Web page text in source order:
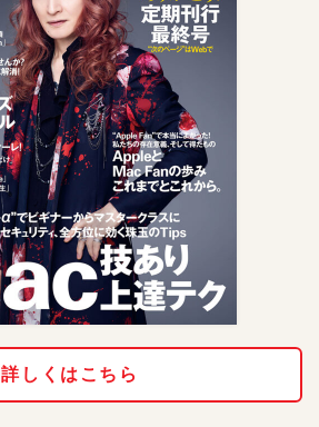
詳しくはこちら